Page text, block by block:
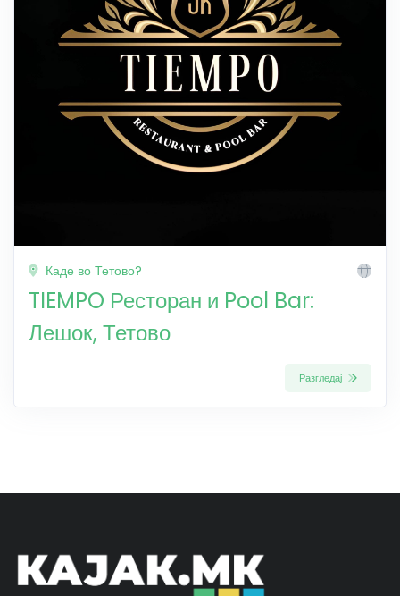
Каде во Тетово?
TIEMPO Ресторан и Pool Bar:
Лешок, Тетово
Разгледај